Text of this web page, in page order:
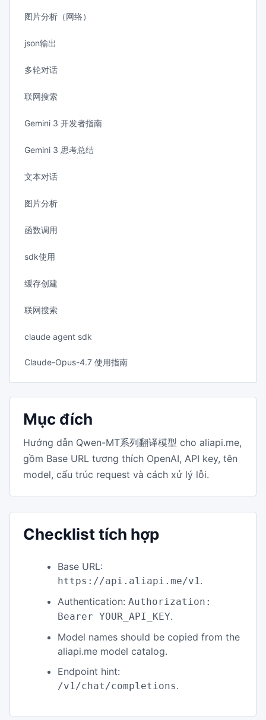
图片分析（网络）
json输出
多轮对话
联网搜索
Gemini 3 开发者指南
Gemini 3 思考总结
文本对话
图片分析
函数调用
sdk使用
缓存创建
联网搜索
claude agent sdk
Claude-Opus-4.7 使用指南
Mục đích
Hướng dẫn Qwen-MT系列翻译模型 cho aliapi.me,
gồm Base URL tương thích OpenAI, API key, tên
model, cấu trúc request và cách xử lý lỗi.
Checklist tích hợp
Base URL:
https://api.aliapi.me/v1.
Authentication: Authorization:
Bearer YOUR_API_KEY.
Model names should be copied from the
aliapi.me model catalog.
Endpoint hint:
/v1/chat/completions.